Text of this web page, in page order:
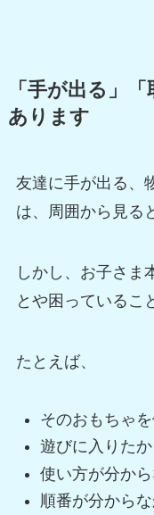
「手が出る」
あります
友達に手が出る、
は、周囲から見る
しかし、お子さま
とや困っているこ
たとえば、
そのおもちゃ
遊びに入りた
使い方が分か
順番が分から